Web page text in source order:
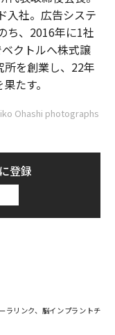
入社。広告システ
ち、2016年に1社
クトルへ株式譲
を創業し、22年
たす。
Ohashi photographs
登録
ラリンク、脳インプラントチッ